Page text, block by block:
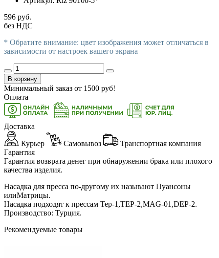
596 руб.
без НДС
* Обратите внимание: цвет изображения может отличаться в
зависимости от настроек вашего экрана
В корзину
Минимальный заказ от 1500 руб!
Оплата
Доставка
Курьер Самовывоз
Транспортная компания
Гарантия
Гарантия возврата денег при обнаружении брака или плохого
качества изделия.
Насадка для пресса по-другому их называют Пуансоны
илиМатрицы.
Насадка подходят к прессам Тер-1,ТЕР-2,MAG-01,DEP-2.
Производство: Турция.
Рекомендуемые товары